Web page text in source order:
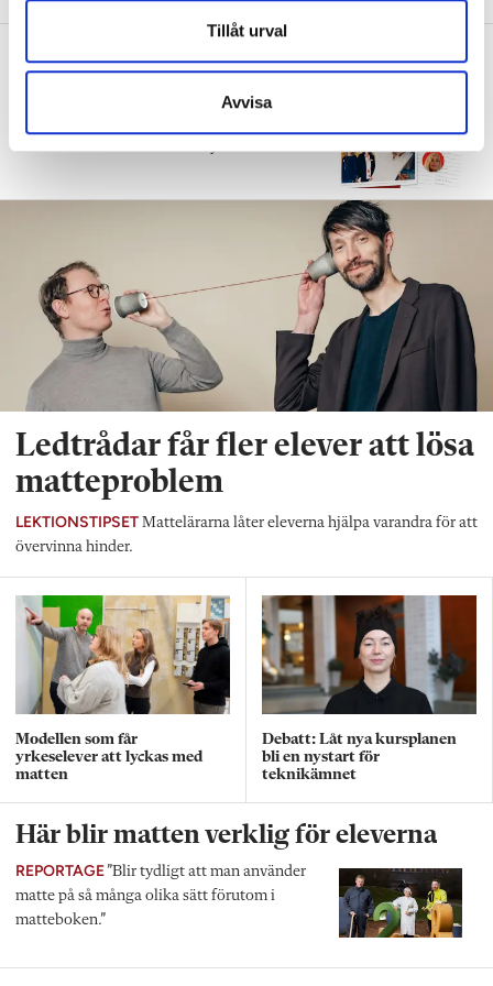
Tillåt urval
Avvisa
Betygen i matte sjönk när
Det är bara ekonomin som styr.
Ledtrådar får fler elever att lösa
matteproblem
LEKTIONSTIPSET Mattelärarna låter eleverna hjälpa varandra för att
övervinna hinder.
Modellen som får
yrkeselever att lyckas med
matten
Debatt: Låt nya kursplanen
bli en nystart för
teknikämnet
Här blir matten verklig för eleverna
REPORTAGE”Blir tydligt att man använder
matte på så många olika sätt förutom i
matteboken.”